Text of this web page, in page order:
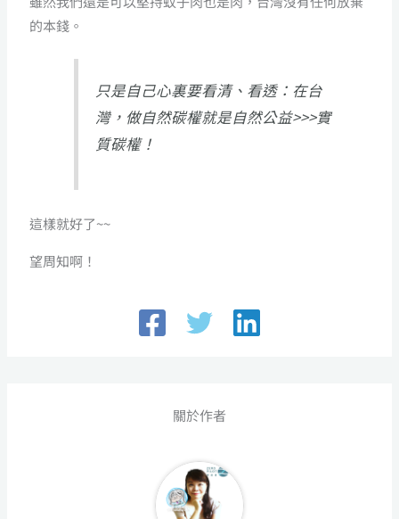
的本錢。
只是自己心裏要看清、看透： 在台
灣，做自然碳權就是自然公益>>>實
質碳權！
這樣就好了~~
望周知啊！
關於作者